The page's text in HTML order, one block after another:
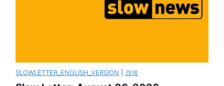
SLOWLETTER_ENGLISH_VERSION 경제